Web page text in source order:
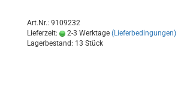
Art.Nr.: 9109232
Lieferzeit:
2-3 Werktage (Lieferbedingungen)
Lagerbestand: 13 Stück